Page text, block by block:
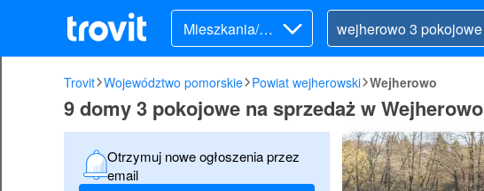
Mieszkania/Do
my (sprzedaż)
Trovit Województwo pomorskie Powiat wejherowski Wejherowo
9 domy 3 pokojowe na sprzedaż w Wejherowo
Otrzymuj nowe ogłoszenia przez
email